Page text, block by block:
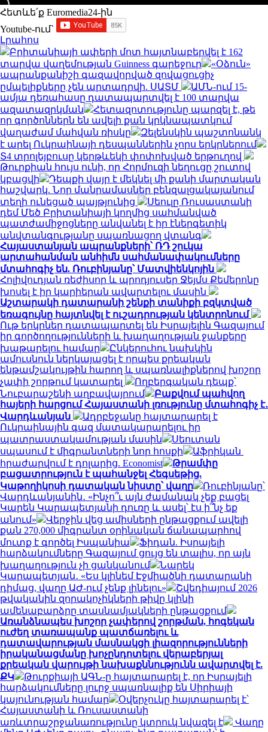
Հետևե՛ք Euromedia24-ին
Youtube-ում`
Լրահոս
Բրիտանիայի ափերի մոտ հայտնաբերվել է 162
տարվա վաղեմության Guinness գարեջուր
«Օձուն»
ապրանքանիշի գազավորված զովացուցիչ
ըմպելիքները չեն արտադրվի. ՍԱՏՄ
ԱՄՆ-ում 15-
ամյա դեռահասը դատապարտվել է 100 տարվա
ազատազրկման
Հետազոտությունը պարզել է, թե
որ գործոններն են ավելի քան կրկնապատկում
վաղաժամ մահվան ռիսկը
Զելենսկին պաշտոնանկ
է արել Ուկրաինայի դեսպաններին չորս երկրներում
Տ4 տրոլեյբուսը կերթևեկի փոփոխված երթուղով
Թուրքիան հույս ունի, որ Հորմուզի նեղուցը շուտով
կբացվի
Դեպքի վայր է մեկնել մի քանի մարտական
հաշվարկ. Նոր մանրամասներ բենզալցակայանում
տեղի ունեցած պայթյունից
Սեուլը Ռուսաստանի
դեմ Մեծ Բրիտանիայի կողմից սահմանված
պատժամիջոցները անվանել է իր էներգետիկ
անվտանգությանը սպառնացող վտանգ
Հայաստանյան ապրանքների՝ ՌԴ շուկա
արտահանման անհիմն սահմանափակումները
մտահոգիչ են. Ռուբինյանը՝ Մատվիենկոյին
Հոլիվուդյան ռեժիսոր և պրոդյուսեր Ջեյմս Քեմերոնը
խոսել է իր կարիերան ավարտելու մասին
Աշտարակի դատարանի շենքի տանիքի բզկտված
եռագույնը հայտնվել է ուշադրության կենտրոնում
Ութ երկրներ դատապարտել են Իսրայելին Գազայում
իր գործողությունների և խաղաղության ջանքերը
խաթարելու համար
Ընկերուհու նախկին
ամուսնուն ներկայացել է որպես քրեական
ենթամշակույթին հարող և սպառնալիքներով խոշոր
չափի շորթում կատարել
Ողբերգական դեպք՝
Նուբարաշենի աղբավայրում
Բաքվում պահվող
հայերի հարցում Հայաստանի լռությունը մտահոգիչ է․
Վարդևանյան
Ադրբեջանը հայտարարել է
Ուկրաինային գազ մատակարարելու իր
պատրաստակամության մասին
Սեուտան
սպասում է միգրանտների նոր հոսքի
Աֆրիկան ​​
հրաժարվում է դոլարից. Economist
Թրամփը
բացատրություն է պահանջել Հեգսեթից.
Կաթողիկոսի դատական նիստը՝ վաղը
Ռուբինյանը՝
Վարդևանյանին․ «Ինչո՞ւ այն ժամանակ չեք բացել
Կարեն Կարապետյանի դուռը և ասել՝ էս ի՞նչ եք
անում»
Վերջին վեց ամիսների ընթացքում ավելի
քան 270,000 միգրանտ օրինական ճանապարհով
մուտք է գործել Իսպանիա
Ֆիդան. Իսրայելի
հարձակումները Գազայում ցույց են տալիս, որ այն
խաղաղություն չի ցանկանում
Նարեկ
Կարապետյան․ «Ես կլինեմ Էջմիածնի դատարանի
դիմաց, վաղը ԱԺ-ում չենք լինելու»
Շվեդիայում 2026
թվականին զորակոչիկների թիվը կլինի
ամենաբարձրը տասնամյակների ընթացքում
Առանձնապես խոշոր չափերով շորթման, հոգեկան
ուժեղ տառապանք պատճառելու և
դատավարության մասնակցի լիազորությունների
իրականացմանը խոչընդոտելու վերաբերյալ
քրեական վարույթի նախաքննությունն ավարտվել է.
ՔԿ
Թուրքիայի ԱԳՆ-ը հայտարարել է, որ Իսրայելի
հարձակումները լուրջ սպառնալիք են Սիրիայի
կայունության համար
Օվերչուկը հայտարարել է՝
Հայաստանի և Ռուսաստանի
առևտրաշրջանառությունը կտրուկ նվազել է
Վաղը